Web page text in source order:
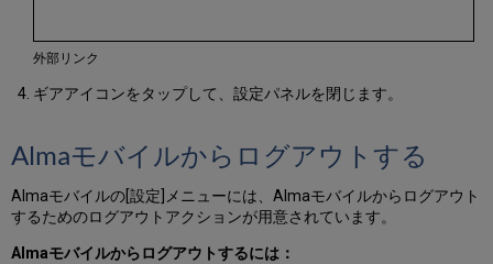
外部リンク
ギアアイコンをタップして、設定パネルを閉じます。
Almaモバイルからログアウトする
Almaモバイルの[設定]メニューには、Almaモバイルからログアウト
するためのログアウトアクションが用意されています。
Almaモバイルからログアウトするには：